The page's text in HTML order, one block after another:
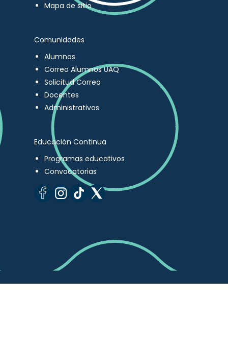
Mapa de sitio
Comunidades
Alumnos
Correo Alumnos UAQ
Solicitud Correo
Docentes
Administrativos
Educación Continua
Programas educativos
Convocatorias